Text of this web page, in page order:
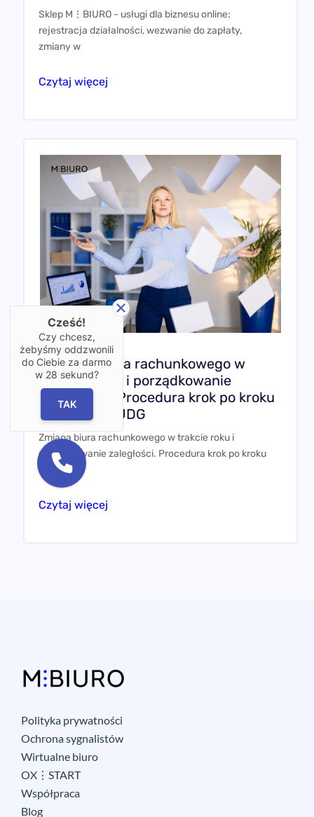
Sklep M⋮BIURO - usługi dla biznesu online:
rejestracja działalności, wezwanie do zapłaty,
zmiany w
Czytaj więcej
Zmiana biura rachunkowego w
trakcie roku i porządkowanie
zaległości. Procedura krok po kroku
dla spółki i JDG
Zmiana biura rachunkowego w trakcie roku i
porządkowanie zaległości. Procedura krok po kroku
dla
Czytaj więcej
Polityka prywatności
Ochrona sygnalistów
Wirtualne biuro
OX⋮START
Współpraca
Blog
Cześć!
Czy chcesz,
żebyśmy oddzwonili
do Ciebie za darmo
w 28 sekund?
TAK